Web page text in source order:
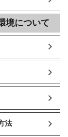
境について
法